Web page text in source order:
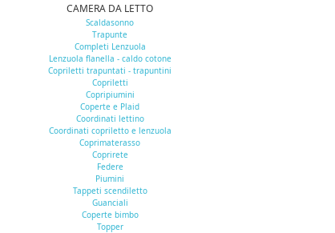
CAMERA DA LETTO
Scaldasonno
Trapunte
Completi Lenzuola
Lenzuola flanella - caldo cotone
Copriletti trapuntati - trapuntini
Copriletti
Copripiumini
Coperte e Plaid
Coordinati lettino
Coordinati copriletto e lenzuola
Coprimaterasso
Coprirete
Federe
Piumini
Tappeti scendiletto
Guanciali
Coperte bimbo
Topper